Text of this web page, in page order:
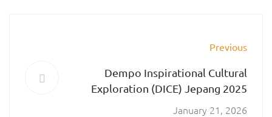
Previous
Dempo Inspirational Cultural
Exploration (DICE) Jepang 2025
January 21, 2026